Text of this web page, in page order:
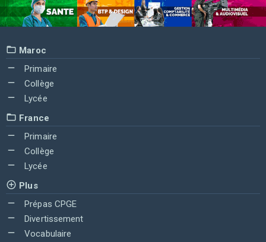
Maroc
Primaire
Collège
Lycée
France
Primaire
Collège
Lycée
Plus
Prépas CPGE
Divertissement
Vocabulaire